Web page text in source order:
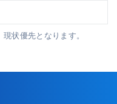
状優先となります。